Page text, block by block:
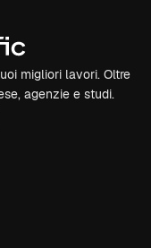
migliori lavori. Oltre
agenzie e studi.